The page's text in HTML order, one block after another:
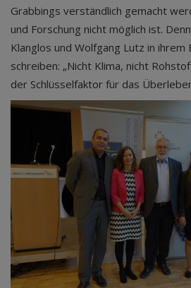
Grabbings verständlich gemacht
und Forschung nicht möglich ist.
Klanglos und Wolfgang Lutz in ihrem
schreiben: „Nicht Klima, nicht
der Schlüsselfaktor für das